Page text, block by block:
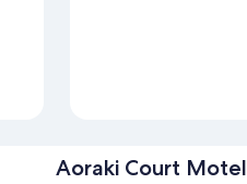
Aoraki Court Motel